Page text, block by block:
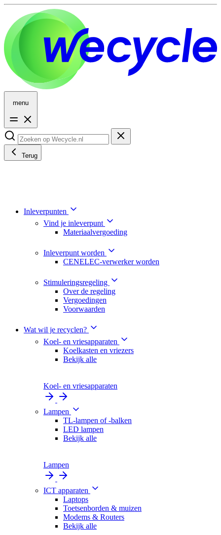
menu
Terug
Inleverpunten
Vind je inleverpunt
Materiaalvergoeding
Inleverpunt worden
CENELEC-verwerker worden
Stimuleringsregeling
Over de regeling
Vergoedingen
Voorwaarden
Wat wil je recyclen?
Koel- en vriesapparaten
Koelkasten en vriezers
Bekijk alle
Koel- en vriesapparaten
Lampen
TL-lampen of -balken
LED lampen
Bekijk alle
Lampen
ICT apparaten
Laptops
Toetsenborden & muizen
Modems & Routers
Bekijk alle